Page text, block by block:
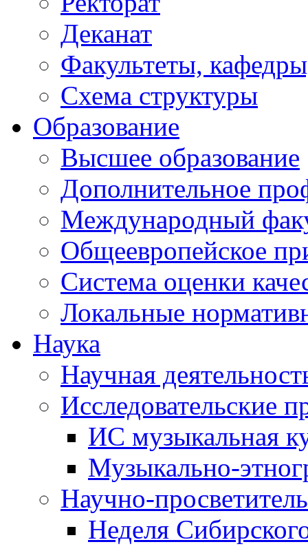
Деканат
Факультеты,
Схема структуры
Образование
Высшее образование
Дополнительное
Международный
Общеевропейское
Система оценки
Локальные
Наука
Научная
Исследовательские
ИС музыкальная
Музыкально-
Научно-
Неделя